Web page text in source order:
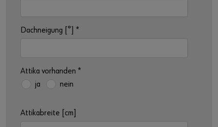
Dachneigung [°] *
Attika vorhanden *
ja
nein
Attikabreite [cm]